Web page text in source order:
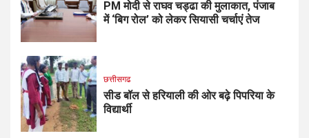
PM मोदी से राघव चड्ढा की मुलाकात, पंजाब
में ‘बिग रोल’ को लेकर सियासी चर्चाएं तेज
छत्तीसगढ
सीड बॉल से हरियाली की ओर बढ़े पिपरिया के
विद्यार्थी